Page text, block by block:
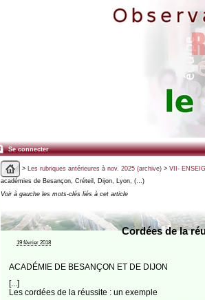
Se connecter
> Les rubriques antérieures à nov. 2025 (archive)> VII-
académies de Besançon, Créteil, Dijon, Lyon, (…)
Voir à gauche les mots-clés liés à cet article
Cordées de la
19 février 2018
ACADÉMIE DE BESANÇON ET DE DIJON
[...]
Les cordées de la réussite : un exemple